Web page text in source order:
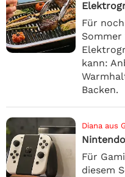
Für
Sommer
kann:
Backen.
Diana aus
Für
diesem